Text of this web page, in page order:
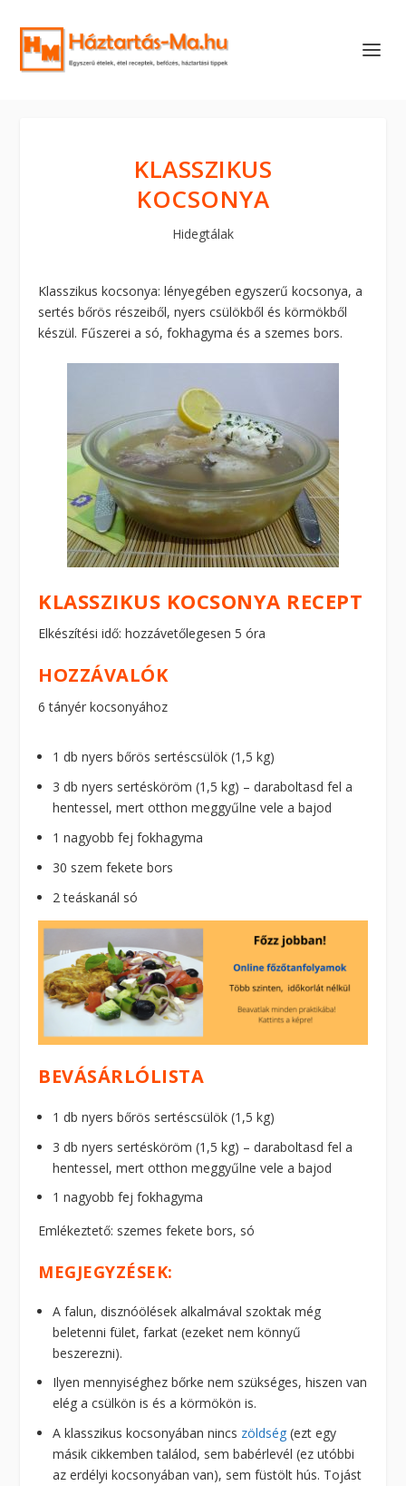
KLASSZIKUS
KOCSONYA
Hidegtálak
Klasszikus kocsonya: lényegében egyszerű kocsonya, a
sertés bőrös részeiből, nyers csülökből és körmökből
készül. Fűszerei a só, fokhagyma és a szemes bors.
KLASSZIKUS KOCSONYA RECEPT
Elkészítési idő: hozzávetőlegesen 5 óra
HOZZÁVALÓK
6 tányér kocsonyához
1 db nyers bőrös sertéscsülök (1,5 kg)
3 db nyers sertésköröm (1,5 kg) – daraboltasd fel a
hentessel, mert otthon meggyűlne vele a bajod
1 nagyobb fej fokhagyma
30 szem fekete bors
2 teáskanál só
BEVÁSÁRLÓLISTA
1 db nyers bőrös sertéscsülök (1,5 kg)
3 db nyers sertésköröm (1,5 kg) – daraboltasd fel a
hentessel, mert otthon meggyűlne vele a bajod
1 nagyobb fej fokhagyma
Emlékeztető: szemes fekete bors, só
MEGJEGYZÉSEK:
A falun, disznóölések alkalmával szoktak még
beletenni fület, farkat (ezeket nem könnyű
beszerezni).
Ilyen mennyiséghez bőrke nem szükséges, hiszen van
elég a csülkön is és a körmökön is.
A klasszikus kocsonyában nincs zöldség (ezt egy
másik cikkemben találod, sem babérlevél (ez utóbbi
az erdélyi kocsonyában van), sem füstölt hús. Tojást